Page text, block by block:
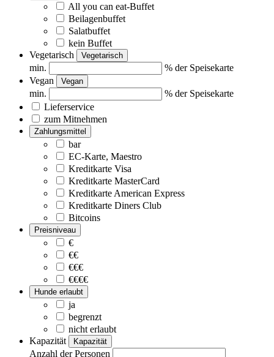
All you can eat-Buffet
Beilagenbuffet
Salatbuffet
kein Buffet
Vegetarisch
Vegetarisch
min.
% der Speisekarte
Vegan
Vegan
min.
% der Speisekarte
Lieferservice
zum Mitnehmen
Zahlungsmittel
bar
EC-Karte, Maestro
Kreditkarte Visa
Kreditkarte MasterCard
Kreditkarte American Express
Kreditkarte Diners Club
Bitcoins
Preisniveau
€
€€
€€€
€€€€
Hunde erlaubt
ja
begrenzt
nicht erlaubt
Kapazität
Kapazität
Anzahl der Personen